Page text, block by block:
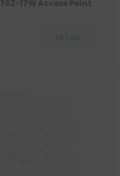
17W Access Point
DETAIL